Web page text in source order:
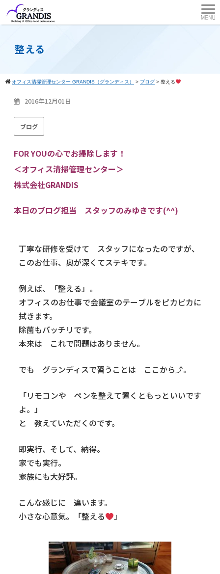
整える
オフィス清掃管理センター GRANDIS（グランディス） > ブログ > 整える
2016年12月01日
ブログ
FOR YOUの心でお掃除します！
＜オフィス清掃管理センター＞
株式会社GRANDIS
本日のブログ担当 スタッフのみゆきです(^^)
丁寧な研修を受けて スタッフになったのですが、
このお仕事、奥が深くてステキです。
例えば、「整える」。
オフィスのお仕事で会議室のテーブルをピカピカに
拭きます。
除菌もバッチリです。
本来は これで問題はありません。
でも グランディスで習うことは ここから⤴。
「リモコンや ペンを整えて置くともっといいです
よ。」
と 教えていただくのです。
即実行、そして、納得。
家でも実行。
家族にも大好評。
こんな感じに 違います。
小さな心意気。「整える
」